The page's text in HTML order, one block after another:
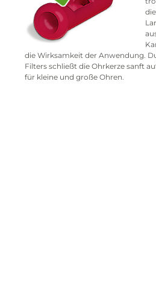
die Wirksamkeit der Anwendung.
Filters schließt die Ohrkerze sanft
für kleine und große Ohren.